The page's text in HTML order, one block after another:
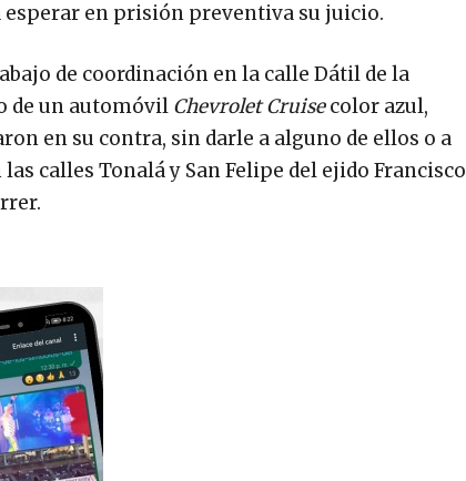
esperar en prisión preventiva su juicio.
de coordinación en la calle Dátil de la
de un automóvil Chevrolet Cruisecolor azul,
en su contra, sin darle a alguno de ellos o a
calles Tonalá y San Felipe del ejido Francisco